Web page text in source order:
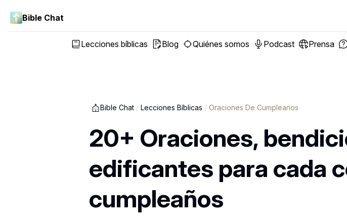
Bible Chat
Lecciones bíblicas Blog Quiénes somos Podcast Prensa
Bible Chat / Lecciones Bíblicas / Oraciones De Cumpleanos
20+ Oraciones,
edificantes para cada
cumpleaños